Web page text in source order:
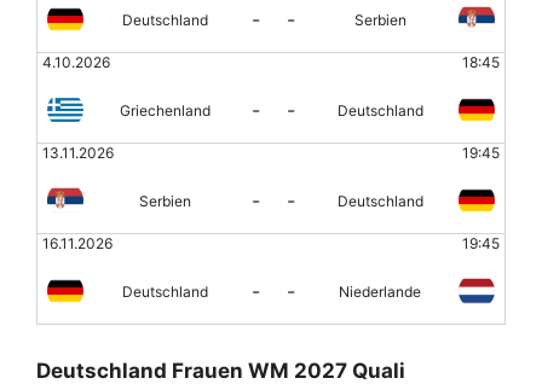
Deutschland - - Serbien
4.10.2026 18:45
Griechenland - - Deutschland
13.11.2026 19:45
Serbien - - Deutschland
16.11.2026 19:45
Deutschland - - Niederlande
Deutschland Frauen WM 2027 Quali